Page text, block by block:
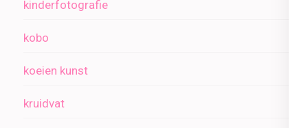
kinderfotografie
kobo
koeien kunst
kruidvat